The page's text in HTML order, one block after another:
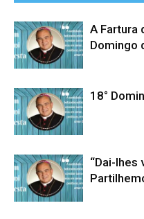
A Fartura
Domingo
18°
“Dai-lhes